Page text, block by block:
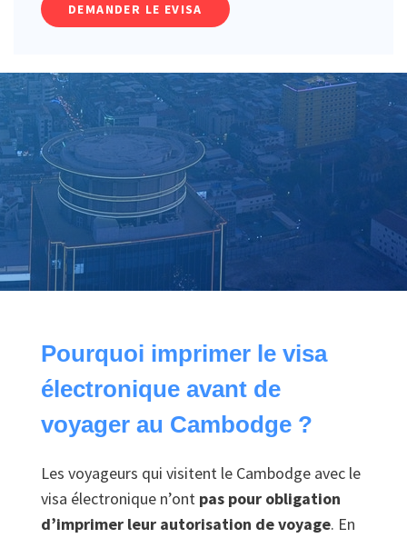
DEMANDER LE EVISA
Pourquoi imprimer le visa
électronique avant de
voyager au Cambodge ?
Les voyageurs qui visitent le Cambodge avec le
visa électronique n’ont pas pour obligation
d’imprimer leur autorisation de voyage. En